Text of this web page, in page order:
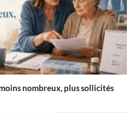
nombreux, plus sollicités